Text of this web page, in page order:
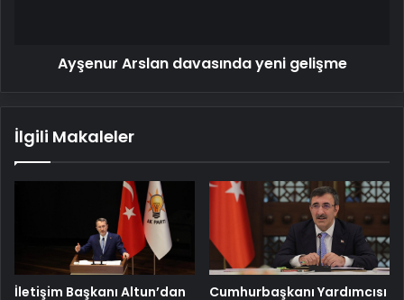
Ayşenur Arslan davasında yeni gelişme
İlgili Makaleler
İletişim Başkanı Altun’dan Cumhurbaşkanı Yardımcısı